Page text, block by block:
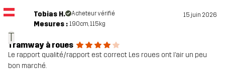
T
Tobias H. Acheteur vérifié 15 juin 2026
Mesures : 190cm, 115kg
Tramway à roues
Le rapport qualité/rapport est correct Les roues ont l’air un peu
bon marché.